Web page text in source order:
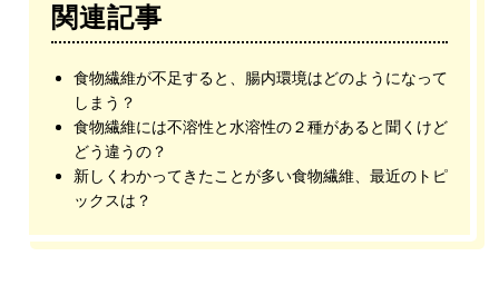
関連記事
食物繊維が不足すると、腸内環境はどのようになって
しまう？
食物繊維には不溶性と水溶性の２種があると聞くけど
どう違うの？
新しくわかってきたことが多い食物繊維、最近のトピ
ックスは？